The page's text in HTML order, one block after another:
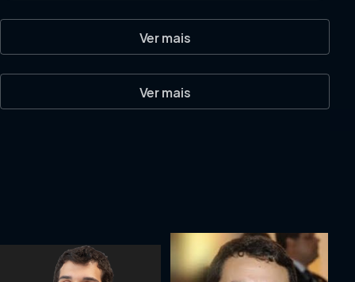
Ver mais
Ver mais